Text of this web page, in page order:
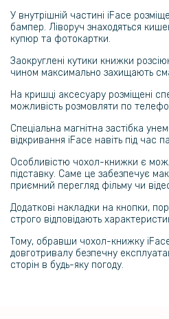
панель, Матова
89 грн
149 грн
Прозорий силіконовий
118 грн
Захисне скло 2.5D 0.3mm
135 грн
159 грн
Захисне скло 2.5D 0.3mm
У внутрішній частині iFace
бампер. Ліворуч знаходяться
купюр та фотокартки.
Заокруглені кутики книжки
чином максимально захищають
На кришці аксесуару розміщені
можливість розмовляти по
Спеціальна магнітна застібка
відкривання iFace навіть під час
Особливістю чохол-книжки є
підставку. Саме це забезпечує
приємний перегляд фільму чи
Додаткові накладки на кнопки,
строго відповідають
Тому, обравши чохол-книжку
довготривалу безпечну
сторін в будь-яку погоду.